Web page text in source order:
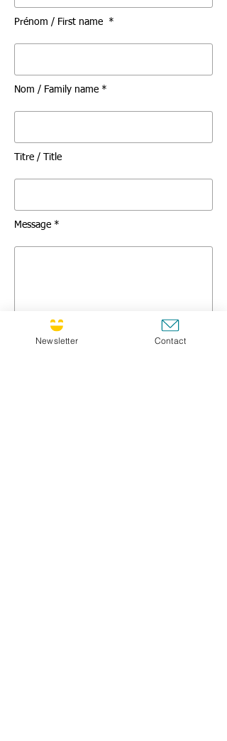
Prénom / First name *
Nom / Family name *
Titre / Title
Message *
Newsletter Contact